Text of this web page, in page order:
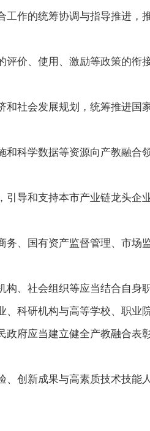
工作的统筹协调与指导推进
评价、使用、激励等政策的
社会发展规划，统筹推进
和科学数据等资源向产教融
导和支持本市产业链龙头企
务、国有资产监督管理、市
、社会组织等应当结合自身
科研机构与高等学校、职业
府应当建立健全产教融合
、创新成果与高素质技术技